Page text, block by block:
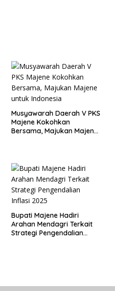
Musyawarah Daerah V PKS
Majene Kokohkan
Bersama, Majukan Majene
Bupati Majene Hadiri
Arahan Mendagri Terkait
Strategi Pengendalian